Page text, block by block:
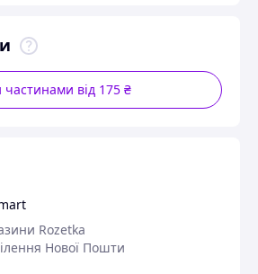
від 175 ₴
Rozetka
Нової Пошти